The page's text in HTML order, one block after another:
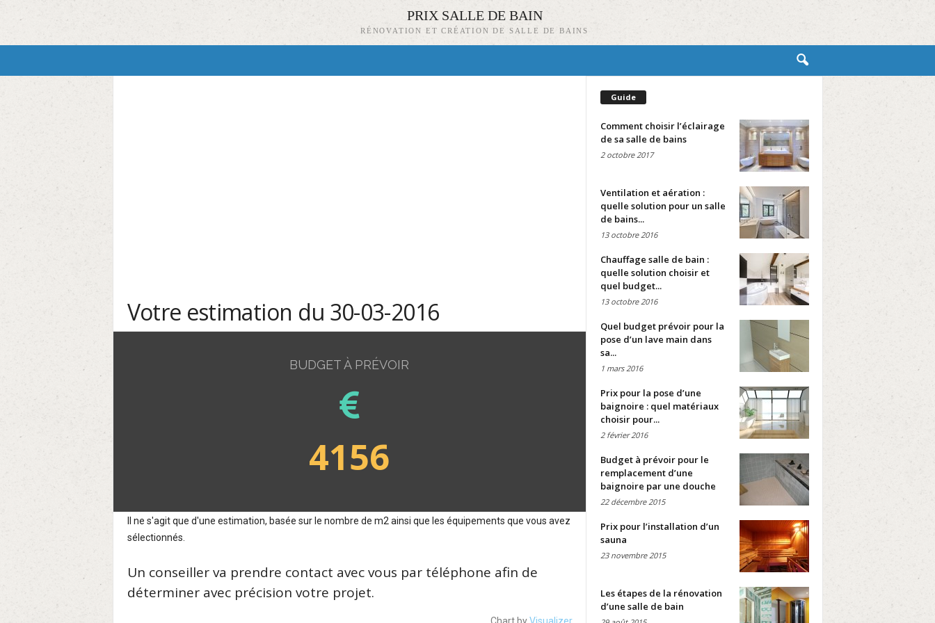
PRIX SALLE DE BAIN
RÉNOVATION ET CRÉATION DE SALLE DE BAINS
Votre estimation du 30-03-2016
BUDGET À PRÉVOIR
4156
Il ne s'agit que d'une estimation, basée sur le nombre de m2 ainsi que les équipements que vous avez
sélectionnés.
Un conseiller va prendre contact avec vous par téléphone afin de
déterminer avec précision votre projet.
Chart byVisualizer
Guide
Comment choisir l’éclairage
de sa salle de bains
2 octobre 2017
Ventilation et aération :
quelle solution pour un salle
de bains...
13 octobre 2016
Chauffage salle de bain :
quelle solution choisir et
quel budget...
13 octobre 2016
Quel budget prévoir pour la
pose d’un lave main dans
sa...
1 mars 2016
Prix pour la pose d’une
baignoire : quel matériaux
choisir pour...
2 février 2016
Budget à prévoir pour le
remplacement d’une
baignoire par une douche
22 décembre 2015
Prix pour l’installation d’un
sauna
23 novembre 2015
Les étapes de la rénovation
d’une salle de bain